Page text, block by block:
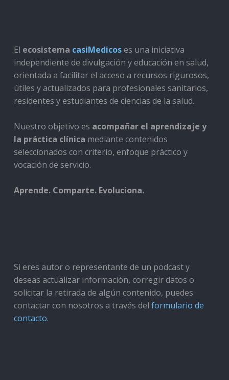
El ecosistema casiMedicoses una iniciativa
independiente de divulgación y educación en salud,
orientada a facilitar el acceso a recursos rigurosos,
útiles y actualizados para profesionales sanitarios,
residentes y estudiantes de ciencias de la salud.
Nuestro objetivo es acompañar el aprendizaje y
la práctica clínica mediante contenidos
seleccionados con criterio, enfoque práctico y
vocación de servicio.
Aprende. Comparte. Evoluciona.
Si eres autor o representante de un podcast y
deseas actualizar información, corregir datos o
solicitar la retirada de algún contenido, puedes
contactar con nosotros a través del formulario de
contacto.